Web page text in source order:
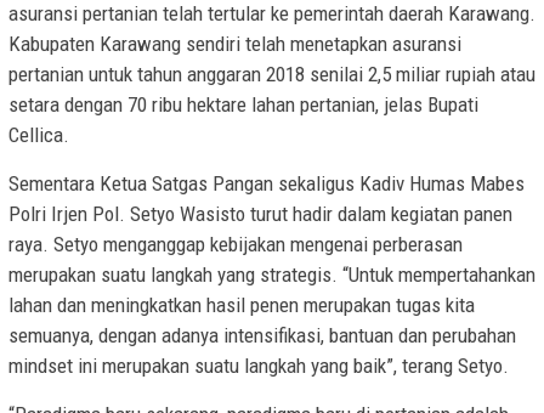
asuransi pertanian telah tertular ke pemerintah daerah Karawang.
Kabupaten Karawang sendiri telah menetapkan asuransi
pertanian untuk tahun anggaran 2018 senilai 2,5 miliar rupiah atau
setara dengan 70 ribu hektare lahan pertanian, jelas Bupati
Cellica.
Sementara Ketua Satgas Pangan sekaligus Kadiv Humas Mabes
Polri Irjen Pol. Setyo Wasisto turut hadir dalam kegiatan panen
raya. Setyo menganggap kebijakan mengenai perberasan
merupakan suatu langkah yang strategis. “Untuk mempertahankan
lahan dan meningkatkan hasil penen merupakan tugas kita
semuanya, dengan adanya intensifikasi, bantuan dan perubahan
mindset ini merupakan suatu langkah yang baik”, terang Setyo.